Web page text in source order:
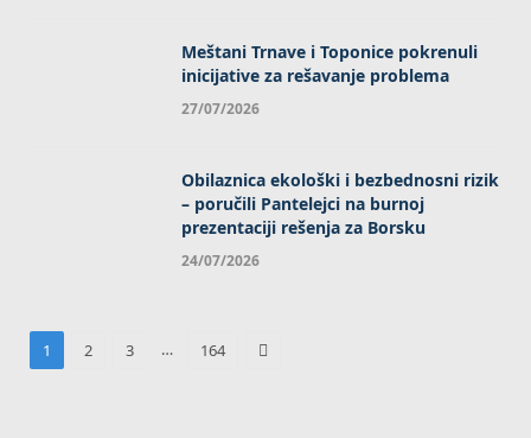
Meštani Trnave i Toponice pokrenuli
inicijative za rešavanje problema
27/07/2026
Obilaznica ekološki i bezbednosni rizik
– poručili Pantelejci na burnoj
prezentaciji rešenja za Borsku
24/07/2026
1 2 3 … 164 Next